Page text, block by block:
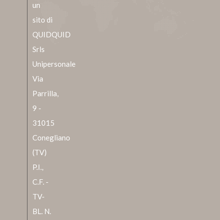
un
sito di
QUIDQUID
Srls
Unipersonale
Via
Parrilla,
9 -
31015
Conegliano
(TV)
P.I.,
C.F. -
TV-
BL. N.